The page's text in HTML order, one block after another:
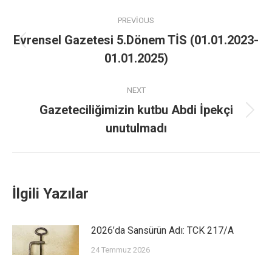
PREVIOUS
Evrensel Gazetesi 5.Dönem TİS (01.01.2023-
01.01.2025)
NEXT
Gazeteciliğimizin kutbu Abdi İpekçi
unutulmadı
İlgili Yazılar
2026’da Sansürün Adı: TCK 217/A
24 Temmuz 2026